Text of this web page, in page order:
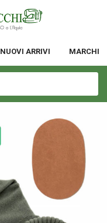
NUOVI ARRIVI MARCHI